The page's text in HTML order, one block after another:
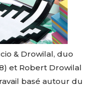
& Drowilal, duo
et Robert Drowilal
basé autour du